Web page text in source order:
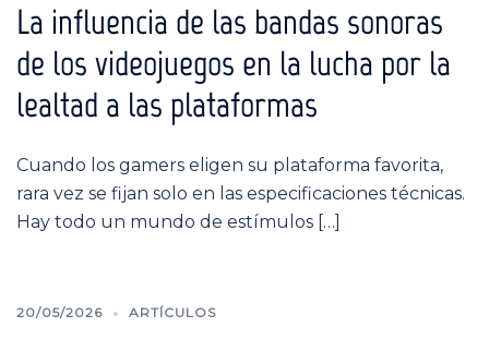
La influencia de las bandas sonoras
de los videojuegos en la lucha por la
lealtad a las plataformas
Cuando los gamers eligen su plataforma favorita,
rara vez se fijan solo en las especificaciones técnicas.
Hay todo un mundo de estímulos […]
20/05/2026 ARTÍCULOS